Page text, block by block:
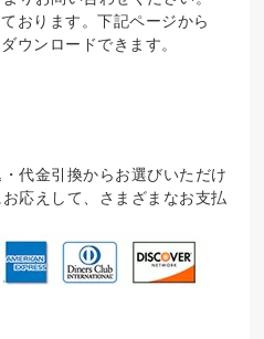
おります。下記ページから
ウンロードできます。
代金引換からお選びいただけ
応えして、さまざまなお支払